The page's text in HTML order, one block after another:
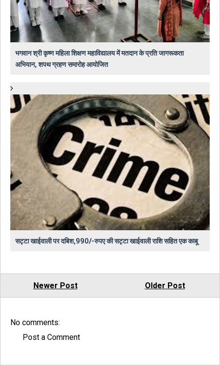
भगवान श्री कृष्ण महिला शिक्षण महाविद्यालय में मतदान के प्रति जागरूकता
अभियान, शपथ ग्रहण समारोह आयोजित
सट्टा खाईवाली पर दबिश,990/-रुपए की सट्टा खाईवाली राशि सहित एक काबू
Newer Post Older Post
No comments:
Post a Comment